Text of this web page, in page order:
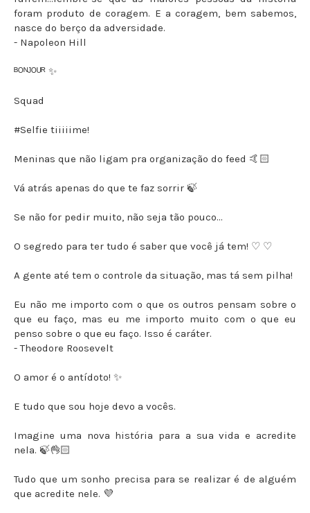
foram produto de coragem. E a coragem, bem sabemos,
nasce do berço da adversidade.
- Napoleon Hill
ᴮᴼᴺᴶᴼᵁᴿ ✨
Squad
#Selfie tiiiiime!
Meninas que não ligam pra organização do feed 🤙🏻
Vá atrás apenas do que te faz sorrir 🍃
Se não for pedir muito, não seja tão pouco…
O segredo para ter tudo é saber que você já tem! ♡ ♡
A gente até tem o controle da situação, mas tá sem pilha!
Eu não me importo com o que os outros pensam sobre o
que eu faço, mas eu me importo muito com o que eu
penso sobre o que eu faço. Isso é caráter.
- Theodore Roosevelt
O amor é o antídoto! ✨
E tudo que sou hoje devo a vocês.
Imagine uma nova história para a sua vida e acredite
nela. 🍃👌🏻
Tudo que um sonho precisa para se realizar é de alguém
que acredite nele. 💜